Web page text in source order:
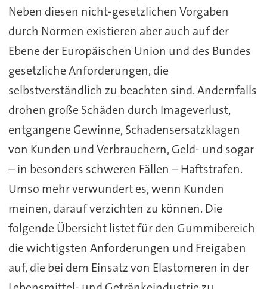
Neben diesen nicht-gesetzlichen Vorgaben
durch Normen existieren aber auch auf der
Ebene der Europäischen Union und des Bundes
gesetzliche Anforderungen, die
selbstverständlich zu beachten sind. Andernfalls
drohen große Schäden durch Imageverlust,
entgangene Gewinne, Schadensersatzklagen
von Kunden und Verbrauchern, Geld- und sogar
– in besonders schweren Fällen – Haftstrafen.
Umso mehr verwundert es, wenn Kunden
meinen, darauf verzichten zu können. Die
folgende Übersicht listet für den Gummibereich
die wichtigsten Anforderungen und Freigaben
auf, die bei dem Einsatz von Elastomeren in der